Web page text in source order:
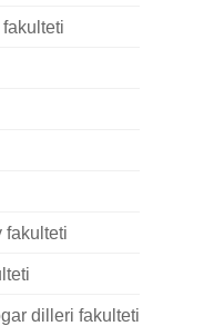
fakulteti
dilleri fakulteti